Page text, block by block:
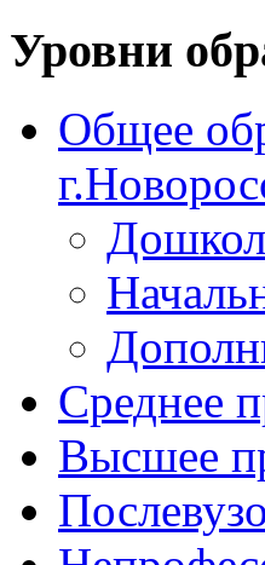
Уровни
Общее
Среднее
Высшее